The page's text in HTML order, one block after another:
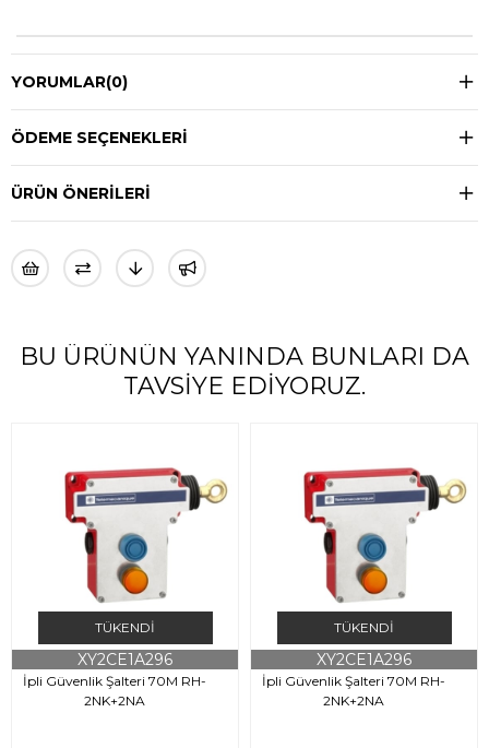
YORUMLAR(0)
ÖDEME SEÇENEKLERI
ÜRÜN ÖNERILERI
BU ÜRÜNÜN YANINDA BUNLARI DA
TAVSIYE EDIYORUZ.
TÜKENDI
İpli Güvenlik Şalteri 70M RH-
2NK+2NA
XY2CE1A296
TÜKENDI
İpli Güvenlik Şalteri 70M RH-
2NK+2NA
XY2CE1A296